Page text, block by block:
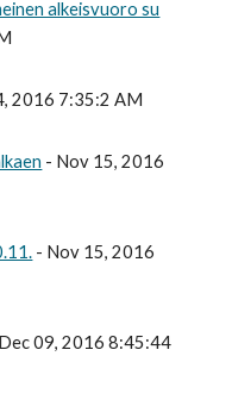
alkeisvuoro su
2016 7:35:2 AM
- Nov 15, 2016
- Nov 15, 2016
09, 2016 8:45:44